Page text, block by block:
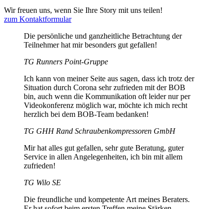
Wir freuen uns, wenn Sie Ihre Story mit uns teilen!
zum Kontaktformular
Die persönliche und ganzheitliche Betrachtung der
Teilnehmer hat mir besonders gut gefallen!
TG Runners Point-Gruppe
Ich kann von meiner Seite aus sagen, dass ich trotz der
Situation durch Corona sehr zufrieden mit der BOB
bin, auch wenn die Kommunikation oft leider nur per
Videokonferenz möglich war, möchte ich mich recht
herzlich bei dem BOB-Team bedanken!
TG GHH Rand Schraubenkompressoren GmbH
Mir hat alles gut gefallen, sehr gute Beratung, guter
Service in allen Angelegenheiten, ich bin mit allem
zufrieden!
TG Wilo SE
Die freundliche und kompetente Art meines Beraters.